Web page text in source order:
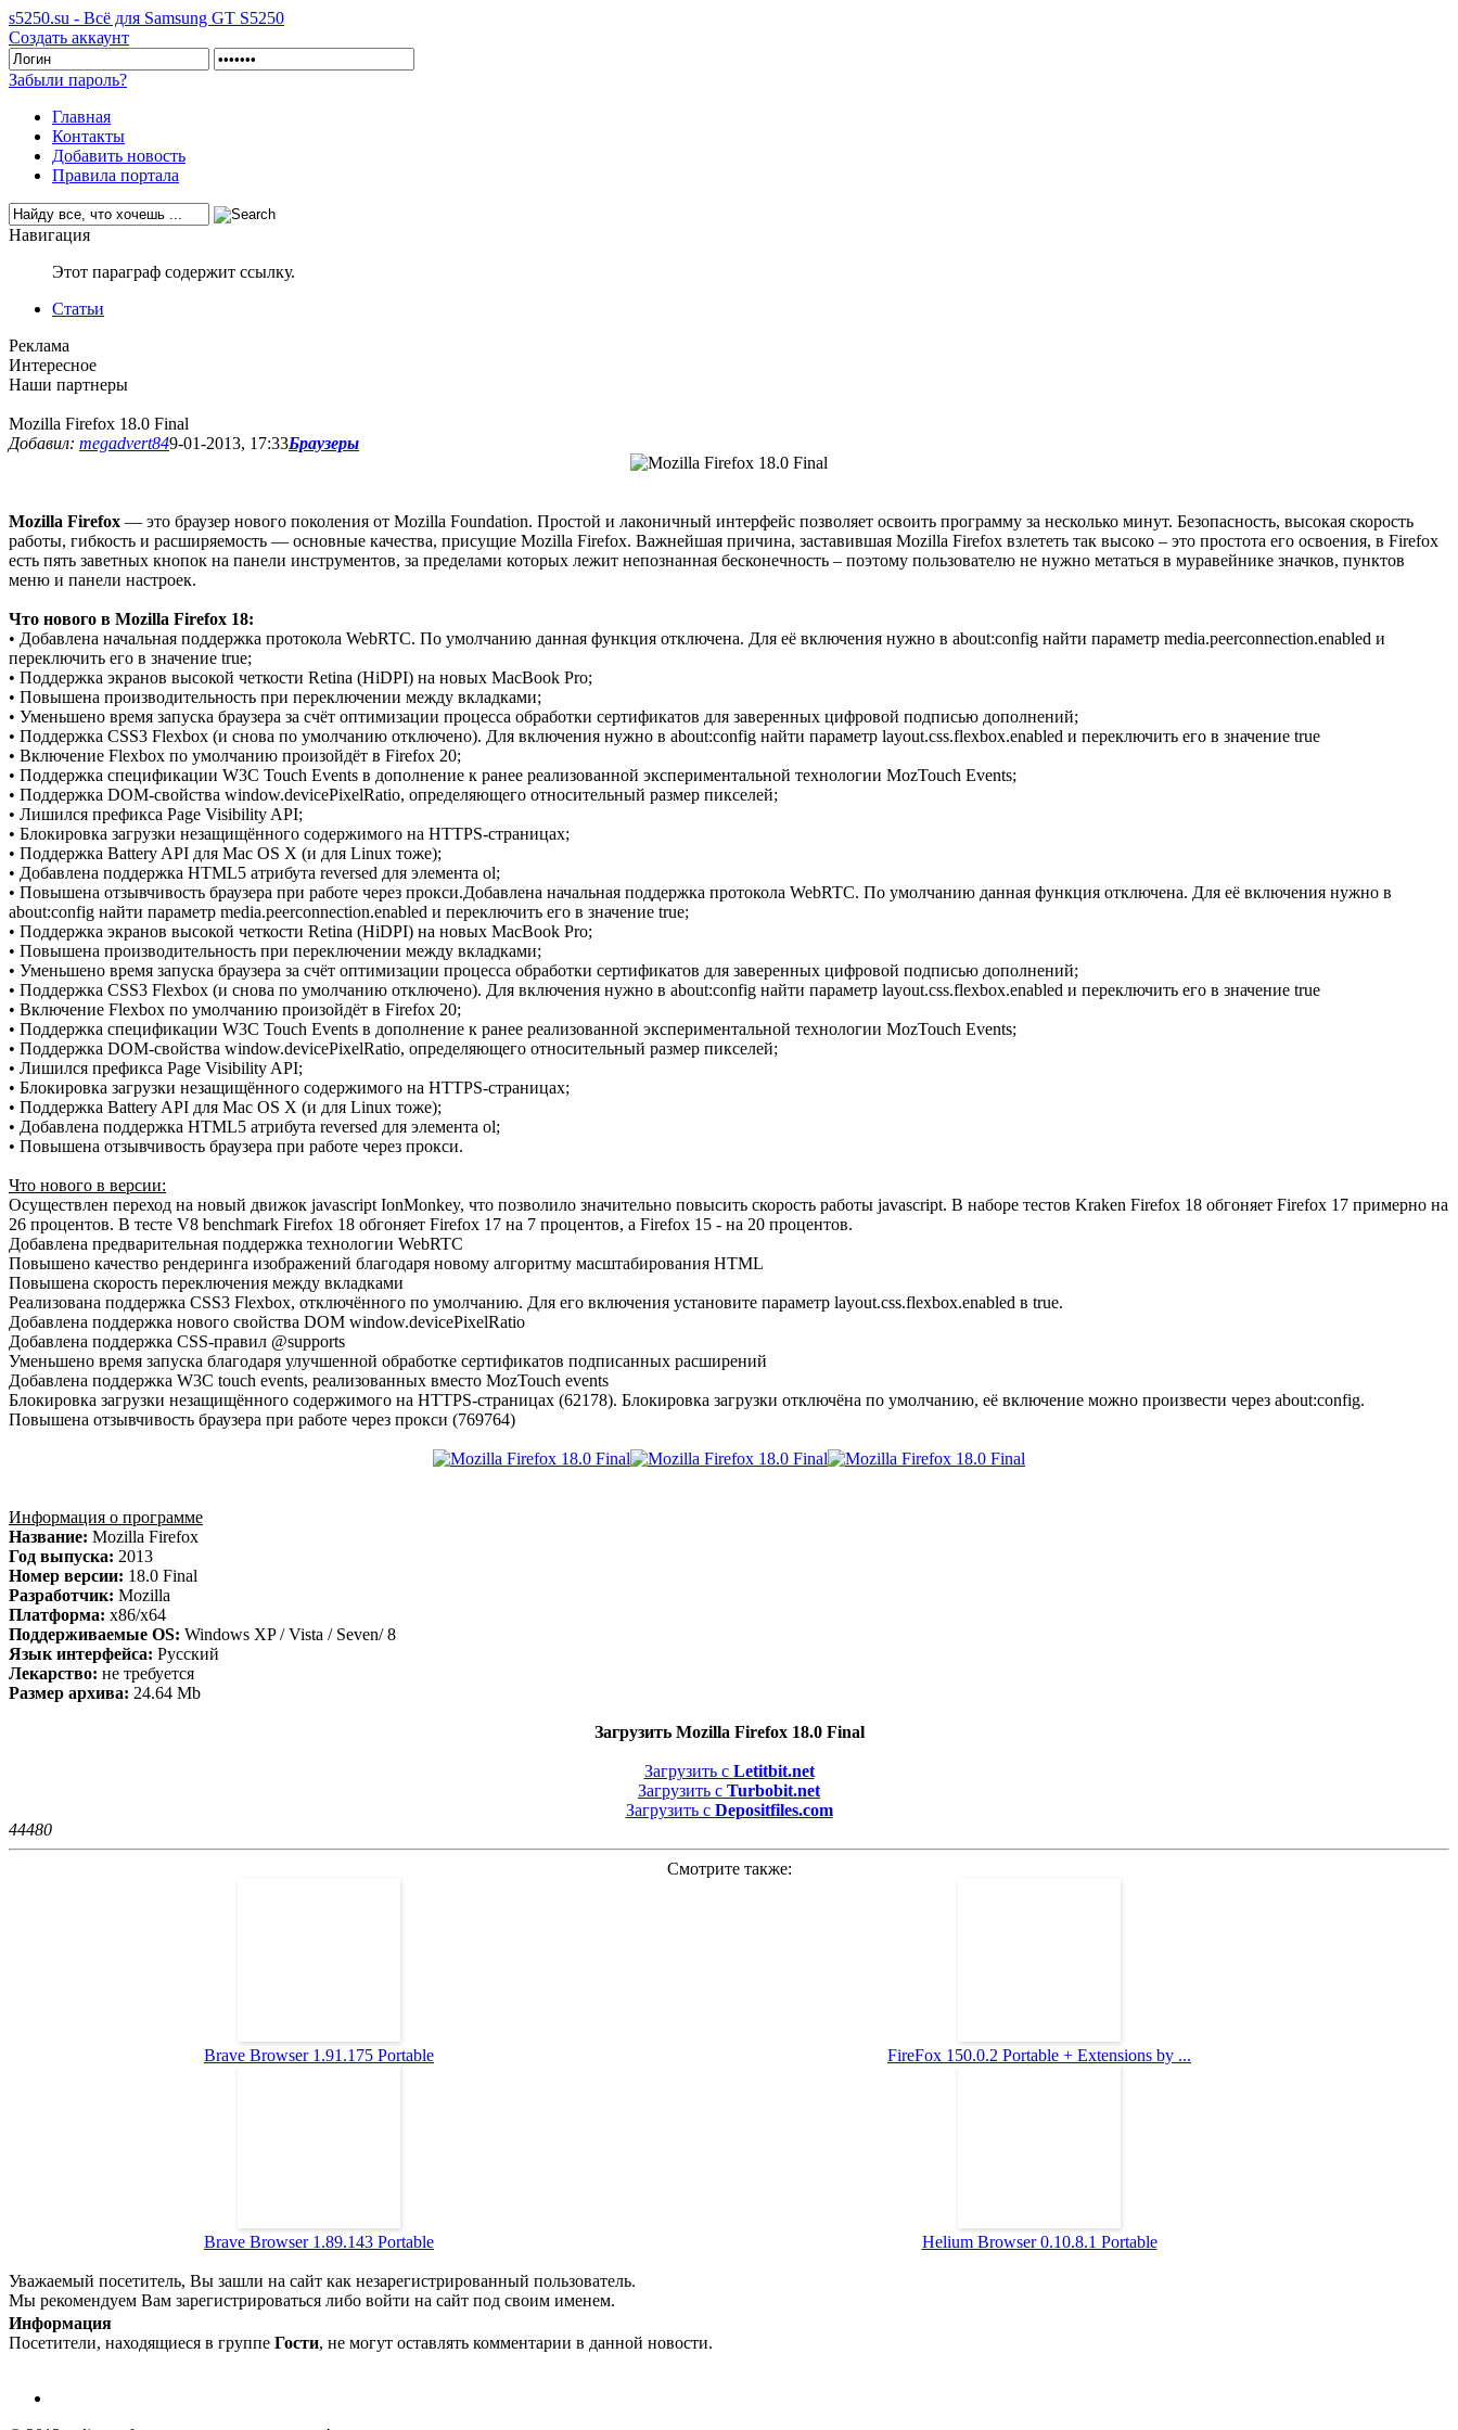
s5250.su - Всё для Samsung GT S5250
Создать аккаунт
Забыли пароль?
Главная
Контакты
Добавить новость
Правила портала
Навигация
Этот параграф содержит ссылку.
Статьи
Реклама
Интересное
Наши партнеры
Mozilla Firefox 18.0 Final
Добавил: megadvert849-01-2013, 17:33Браузеры
Mozilla Firefox — это браузер нового поколения от Mozilla Foundation. Простой и лаконичный интерфейс позволяет освоить программу за несколько минут. Безопасность, высокая скорость
работы, гибкость и расширяемость — основные качества, присущие Mozilla Firefox. Важнейшая причина, заставившая Mozilla Firefox взлететь так высоко – это простота его освоения, в Firefox
есть пять заветных кнопок на панели инструментов, за пределами которых лежит непознанная бесконечность – поэтому пользователю не нужно метаться в муравейнике значков, пунктов
меню и панели настроек.
Что нового в Mozilla Firefox 18:
• Добавлена начальная поддержка протокола WebRTC. По умолчанию данная функция отключена. Для её включения нужно в about:config найти параметр media.peerconnection.enabled и
переключить его в значение true;
• Поддержка экранов высокой четкости Retina (HiDPI) на новых MacBook Pro;
• Повышена производительность при переключении между вкладками;
• Уменьшено время запуска браузера за счёт оптимизации процесса обработки сертификатов для заверенных цифровой подписью дополнений;
• Поддержка CSS3 Flexbox (и снова по умолчанию отключено). Для включения нужно в about:config найти параметр layout.css.flexbox.enabled и переключить его в значение true
• Включение Flexbox по умолчанию произойдёт в Firefox 20;
• Поддержка спецификации W3C Touch Events в дополнение к ранее реализованной экспериментальной технологии MozTouch Events;
• Поддержка DOM-свойства window.devicePixelRatio, определяющего относительный размер пикселей;
• Лишился префикса Page Visibility API;
• Блокировка загрузки незащищённого содержимого на HTTPS-страницах;
• Поддержка Battery API для Mac OS X (и для Linux тоже);
• Добавлена поддержка HTML5 атрибута reversed для элемента ol;
• Повышена отзывчивость браузера при работе через прокси.Добавлена начальная поддержка протокола WebRTC. По умолчанию данная функция отключена. Для её включения нужно в
about:config найти параметр media.peerconnection.enabled и переключить его в значение true;
• Поддержка экранов высокой четкости Retina (HiDPI) на новых MacBook Pro;
• Повышена производительность при переключении между вкладками;
• Уменьшено время запуска браузера за счёт оптимизации процесса обработки сертификатов для заверенных цифровой подписью дополнений;
• Поддержка CSS3 Flexbox (и снова по умолчанию отключено). Для включения нужно в about:config найти параметр layout.css.flexbox.enabled и переключить его в значение true
• Включение Flexbox по умолчанию произойдёт в Firefox 20;
• Поддержка спецификации W3C Touch Events в дополнение к ранее реализованной экспериментальной технологии MozTouch Events;
• Поддержка DOM-свойства window.devicePixelRatio, определяющего относительный размер пикселей;
• Лишился префикса Page Visibility API;
• Блокировка загрузки незащищённого содержимого на HTTPS-страницах;
• Поддержка Battery API для Mac OS X (и для Linux тоже);
• Добавлена поддержка HTML5 атрибута reversed для элемента ol;
• Повышена отзывчивость браузера при работе через прокси.
Что нового в версии:
Осуществлен переход на новый движок javascript IonMonkey, что позволило значительно повысить скорость работы javascript. В наборе тестов Kraken Firefox 18 обгоняет Firefox 17 примерно на
26 процентов. В тесте V8 benchmark Firefox 18 обгоняет Firefox 17 на 7 процентов, а Firefox 15 - на 20 процентов.
Добавлена предварительная поддержка технологии WebRTC
Повышено качество рендеринга изображений благодаря новому алгоритму масштабирования HTML
Повышена скорость переключения между вкладками
Реализована поддержка CSS3 Flexbox, отключённого по умолчанию. Для его включения установите параметр layout.css.flexbox.enabled в true.
Добавлена поддержка нового свойства DOM window.devicePixelRatio
Добавлена поддержка CSS-правил @supports
Уменьшено время запуска благодаря улучшенной обработке сертификатов подписанных расширений
Добавлена поддержка W3C touch events, реализованных вместо MozTouch events
Блокировка загрузки незащищённого содержимого на HTTPS-страницах (62178). Блокировка загрузки отключёна по умолчанию, её включение можно произвести через about:config.
Повышена отзывчивость браузера при работе через прокси (769764)
Информация о программе
Название: Mozilla Firefox
Год выпуска: 2013
Номер версии: 18.0 Final
Разработчик: Mozilla
Платформа: x86/x64
Поддерживаемые OS: Windows XP / Vista / Seven/ 8
Язык интерфейса: Русский
Лекарство: не требуется
Размер архива: 24.64 Mb
Загрузить Mozilla Firefox 18.0 Final
Загрузить с Letitbit.net
Загрузить с Turbobit.net
Загрузить с Depositfiles.com
44480
Смотрите также:
Brave Browser 1.91.175 Portable FireFox 150.0.2 Portable + Extensions by ...
Brave Browser 1.89.143 Portable Helium Browser 0.10.8.1 Portable
Уважаемый посетитель, Вы зашли на сайт как незарегистрированный пользователь.
Мы рекомендуем Вам зарегистрироваться либо войти на сайт под своим именем.
Информация
Посетители, находящиеся в группе Гости, не могут оставлять комментарии в данной новости.